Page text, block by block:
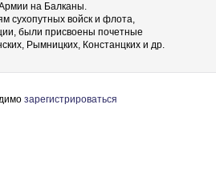
на Балканы.
сухопутных войск и флота,
были присвоены почетные
Рымницких, Констанцких и др.
зарегистрироваться